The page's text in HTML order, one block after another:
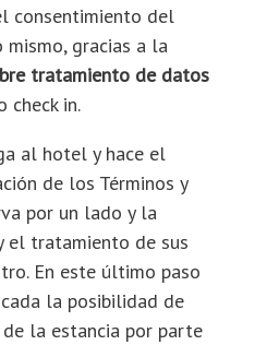
consentimiento del
mismo, gracias a la
tratamiento de datos
check in.
al hotel y hace el
de los Términos y
por un lado y la
el tratamiento de sus
En este último paso
la posibilidad de
la estancia por parte